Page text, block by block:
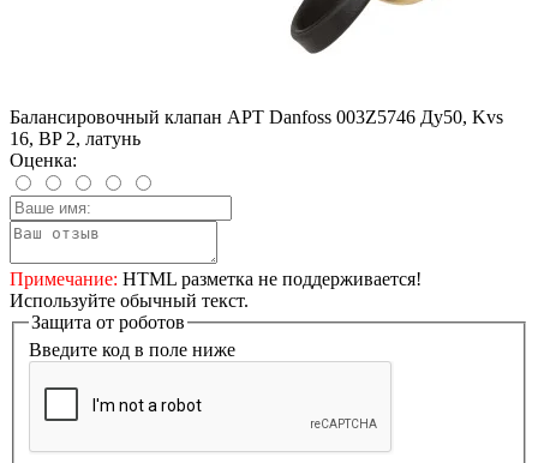
Балансировочный клапан APT Danfoss 003Z5746 Ду50, Kvs
16, BP 2, латунь
Оценка:
Примечание: HTML разметка не поддерживается!
Используйте обычный текст.
Защита от роботов
Введите код в поле ниже